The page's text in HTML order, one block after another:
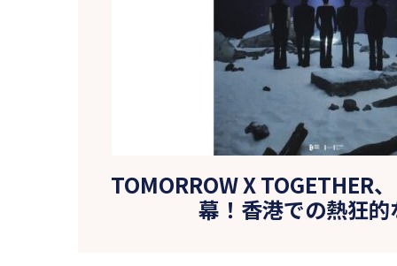
TOMORROW X TOGETHER
幕！香港での熱狂